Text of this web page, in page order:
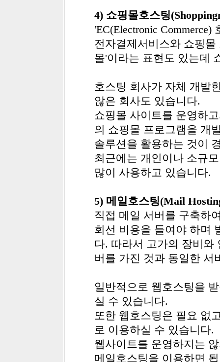
4) 쇼핑몰호스팅
'EC(Electronic
전자결제서비스와 쇼핑
몰'이라는 표현도 있는데
호스팅 회사가 자체 개발
않은 회사도 있습니다.
쇼핑몰 사이트를 운영하
의 쇼핑몰 프로그램을 개
솔루션을 활용하는 것이
최근에는 개인이나 소규
많이 사용하고 있습니다.
5) 메일호스팅(Mail
직접 메일 서버를 구축하
회선 비용을 들여야 하며
다. 따라서 고가의 장비와
버를 가진 것과 동일한 서
일반적으로 웹호스팅을
실 수 있습니다.
또한 웹호스팅은 필요 없
로 이용하실 수 있습니다.
웹사이트를 운영하지는
메일호스팅을 이용하면